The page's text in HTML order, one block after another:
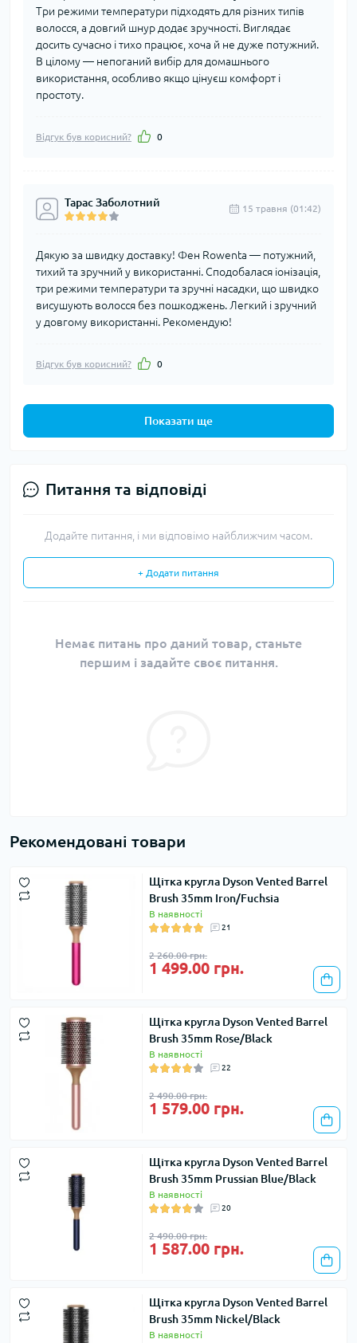
Три режими температури підходять для різних типів
волосся, а довгий шнур додає зручності. Виглядає
досить сучасно і тихо працює, хоча й не дуже потужний.
В цілому — непоганий вибір для домашнього
використання, особливо якщо цінуєш комфорт і
простоту.
Відгук був корисний? 0
Тарас Заболотний 15 травня (01:42)
Дякую за швидку доставку! Фен Rowenta — потужний,
тихий та зручний у використанні. Сподобалася іонізація,
три режими температури та зручні насадки, що швидко
висушують волосся без пошкоджень. Легкий і зручний
у довгому використанні. Рекомендую!
Відгук був корисний? 0
Показати ще
Питання та відповіді
Додайте питання, і ми відповімо найближчим часом.
+ Додати питання
Немає питань про даний товар, станьте
першим і задайте своє питання.
Рекомендовані товари
Щітка кругла Dyson Vented Barrel
Brush 35mm Iron/Fuchsia
В наявності
21
2 260.00 грн.
1 499.00 грн.
Щітка кругла Dyson Vented Barrel
Brush 35mm Rose/Black
В наявності
22
2 490.00 грн.
1 579.00 грн.
Щітка кругла Dyson Vented Barrel
Brush 35mm Prussian Blue/Black
В наявності
20
2 490.00 грн.
1 587.00 грн.
Щітка кругла Dyson Vented Barrel
Brush 35mm Nickel/Black
В наявності